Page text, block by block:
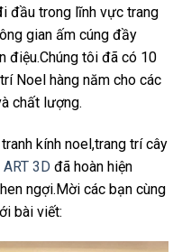
đầu trong lĩnh vực trang
gian ấm cúng đầy
điệu.Chúng tôi đã có 10
Noel hàng năm cho các
chất lượng.
kính noel,trang trí cây
3D đã hoàn hiện
ngợi.Mời các bạn cùng
bài viết: